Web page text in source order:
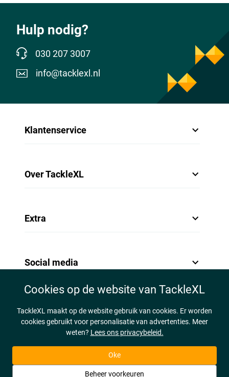
Hulp nodig?
030 207 3007
info@tacklexl.nl
Klantenservice
Over TackleXL
Extra
Social media
Cookies op de website van TackleXL
TackleXL maakt op de website gebruik van cookies. Er worden
cookies gebruikt voor personalisatie van advertenties. Meer
weten? Lees ons privacybeleid.
Oke
Beheer voorkeuren